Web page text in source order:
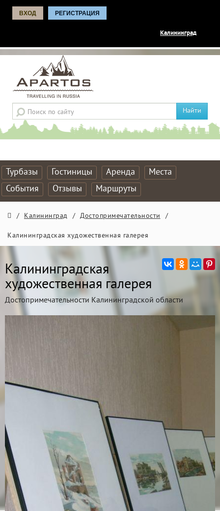
ВХОД РЕГИСТРАЦИЯ
Калининград
Найти
Турбазы Гостиницы Аренда
Места
События
Отзывы Маршруты
/ Калининград / Достопримечательности /
Калининградская художественная галерея
Калининградская
художественная галерея
Достопримечательности Калининградской области